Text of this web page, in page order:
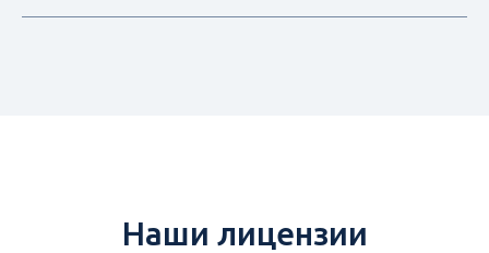
Наши лицензии